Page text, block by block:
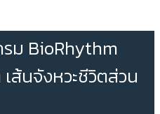
ม BioRhythm
ส้นจังหวะชีวิตส่วน